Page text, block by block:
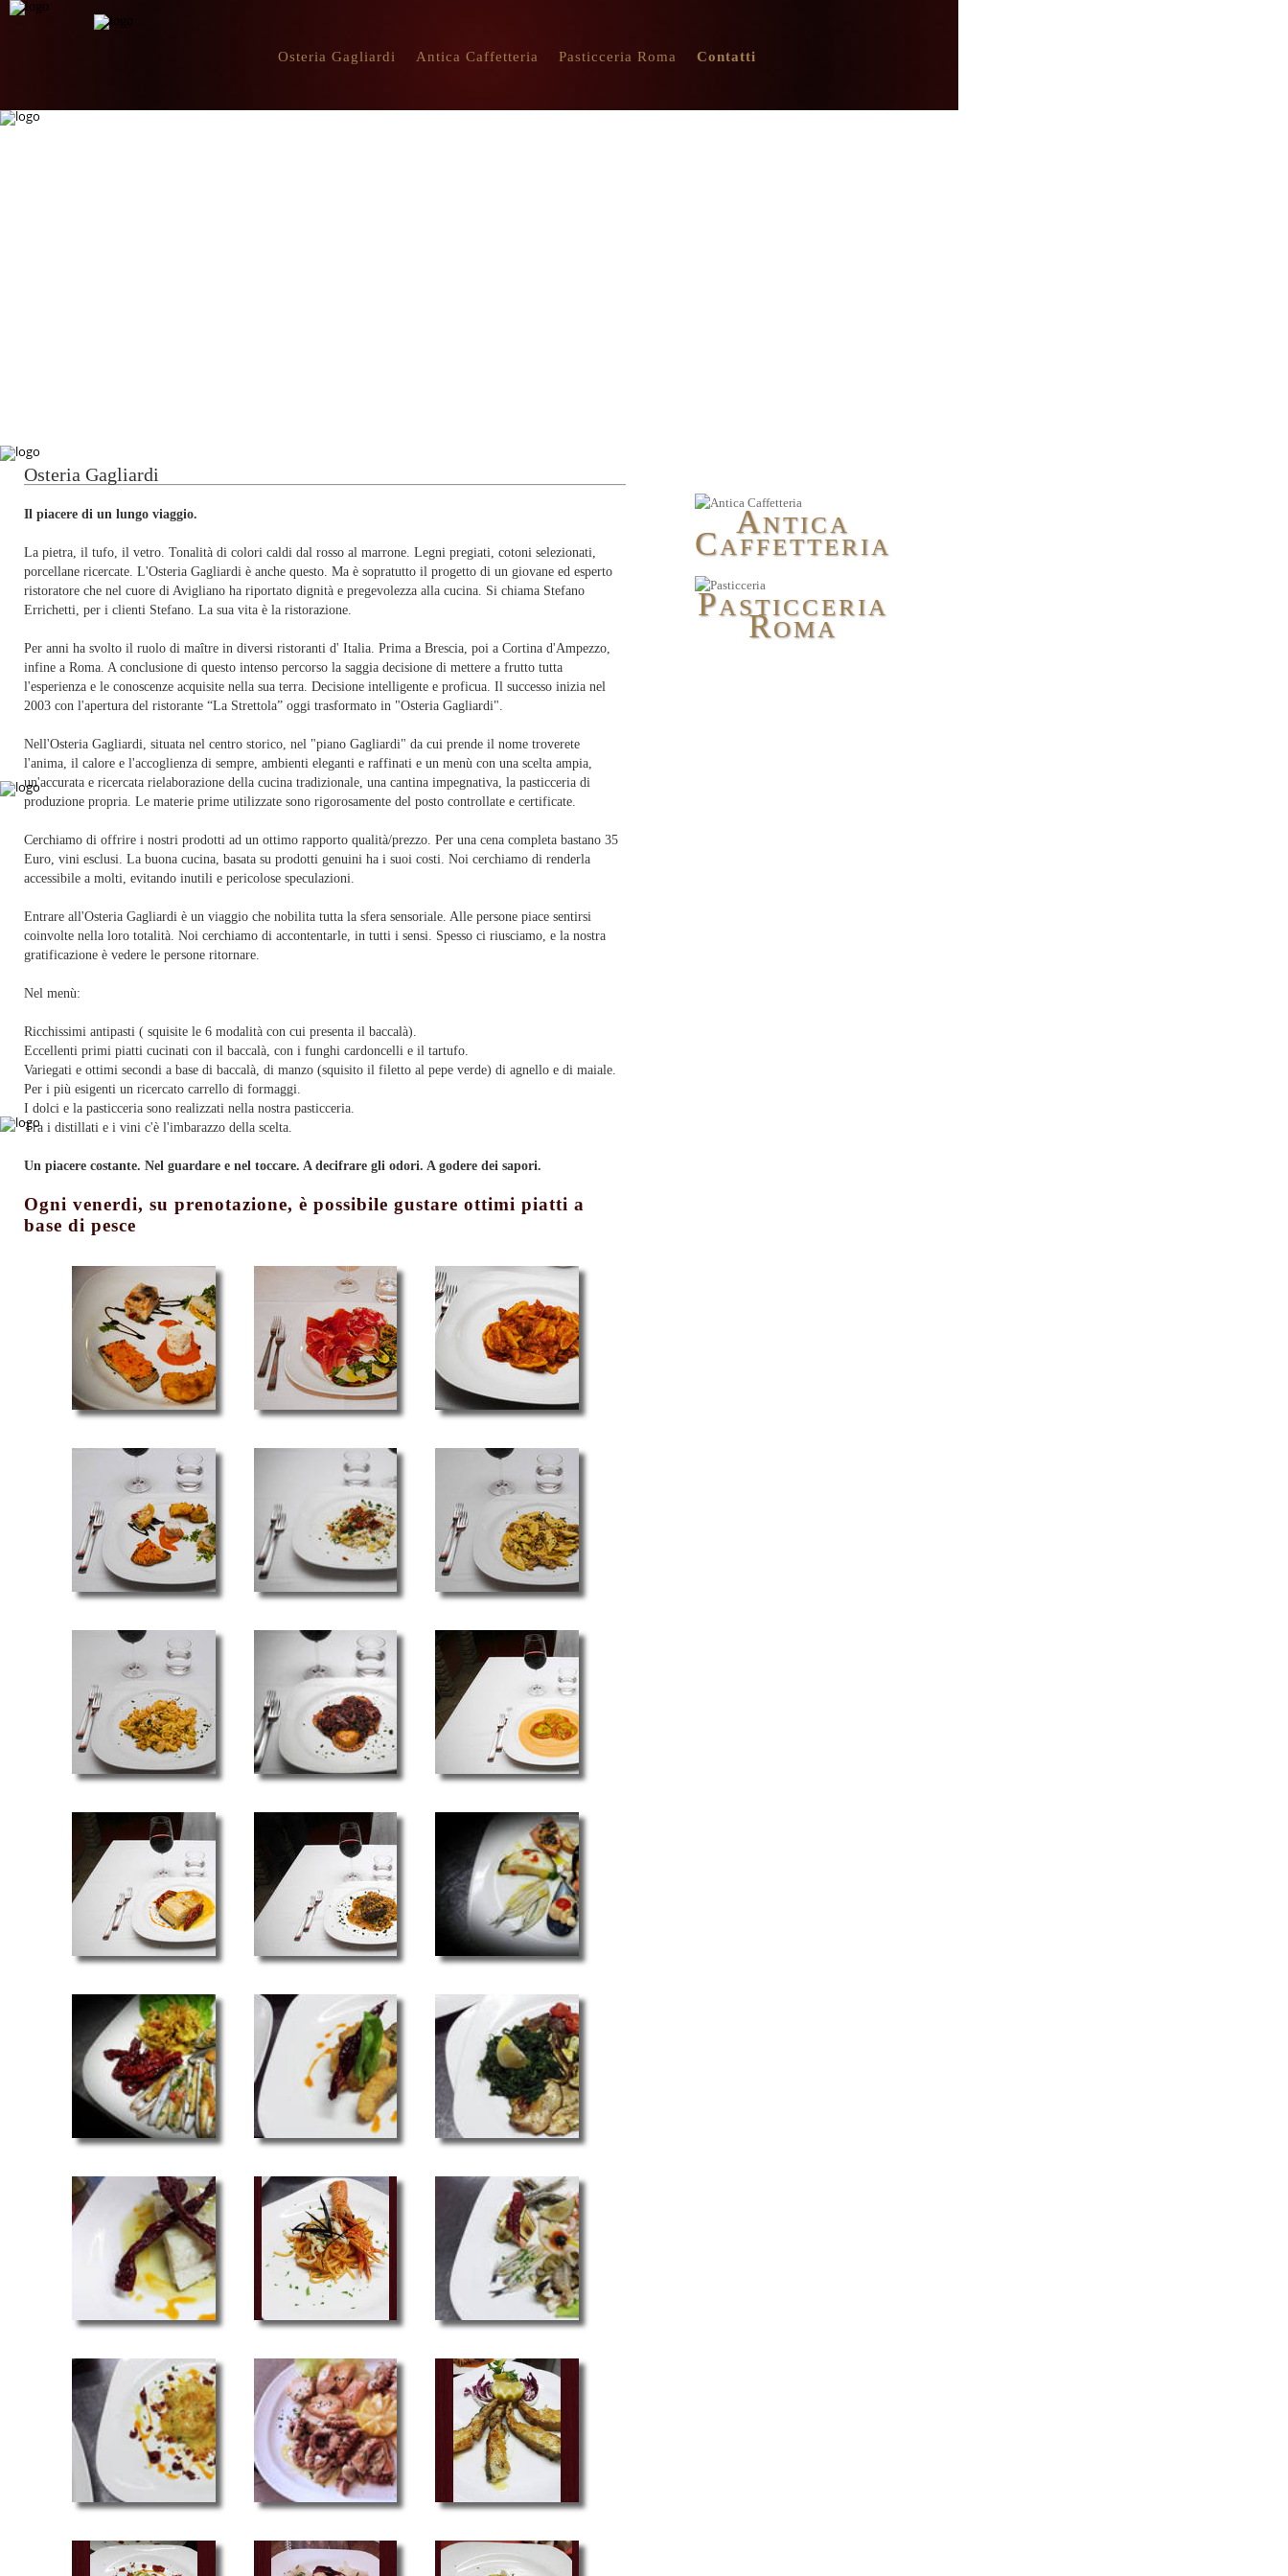
Osteria Gagliardi Antica Caffetteria Pasticceria Roma Contatti
ANTICA
CAFFETTERIA
PASTICCERIA
ROMA
Osteria Gagliardi
Il piacere di un lungo viaggio.
La pietra, il tufo, il vetro. Tonalità di colori caldi dal rosso al marrone. Legni pregiati, cotoni selezionati,
porcellane ricercate. L'Osteria Gagliardi è anche questo. Ma è sopratutto il progetto di un giovane ed esperto
ristoratore che nel cuore di Avigliano ha riportato dignità e pregevolezza alla cucina. Si chiama Stefano
Errichetti, per i clienti Stefano. La sua vita è la ristorazione.
Per anni ha svolto il ruolo di maître in diversi ristoranti d' Italia. Prima a Brescia, poi a Cortina d'Ampezzo,
infine a Roma. A conclusione di questo intenso percorso la saggia decisione di mettere a frutto tutta
l'esperienza e le conoscenze acquisite nella sua terra. Decisione intelligente e proficua. Il successo inizia nel
2003 con l'apertura del ristorante “La Strettola” oggi trasformato in "Osteria Gagliardi".
Nell'Osteria Gagliardi, situata nel centro storico, nel "piano Gagliardi" da cui prende il nome troverete
l'anima, il calore e l'accoglienza di sempre, ambienti eleganti e raffinati e un menù con una scelta ampia,
un'accurata e ricercata rielaborazione della cucina tradizionale, una cantina impegnativa, la pasticceria di
produzione propria. Le materie prime utilizzate sono rigorosamente del posto controllate e certificate.
Cerchiamo di offrire i nostri prodotti ad un ottimo rapporto qualità/prezzo. Per una cena completa bastano 35
Euro, vini esclusi. La buona cucina, basata su prodotti genuini ha i suoi costi. Noi cerchiamo di renderla
accessibile a molti, evitando inutili e pericolose speculazioni.
Entrare all'Osteria Gagliardi è un viaggio che nobilita tutta la sfera sensoriale. Alle persone piace sentirsi
coinvolte nella loro totalità. Noi cerchiamo di accontentarle, in tutti i sensi. Spesso ci riusciamo, e la nostra
gratificazione è vedere le persone ritornare.
Nel menù:
Ricchissimi antipasti ( squisite le 6 modalità con cui presenta il baccalà).
Eccellenti primi piatti cucinati con il baccalà, con i funghi cardoncelli e il tartufo.
Variegati e ottimi secondi a base di baccalà, di manzo (squisito il filetto al pepe verde) di agnello e di maiale.
Per i più esigenti un ricercato carrello di formaggi.
I dolci e la pasticceria sono realizzati nella nostra pasticceria.
Tra i distillati e i vini c'è l'imbarazzo della scelta.
Un piacere costante. Nel guardare e nel toccare. A decifrare gli odori. A godere dei sapori.
Ogni venerdi, su prenotazione, è possibile gustare ottimi piatti a
base di pesce